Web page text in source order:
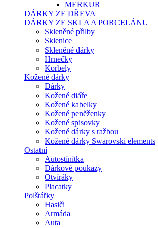
MERKUR
DÁRKY ZE DŘEVA
DÁRKY ZE SKLA A PORCELÁNU
Skleněné přilby
Sklenice
Skleněné dárky
Hrnečky
Korbely
Kožené dárky
Dárky
Kožené diáře
Kožené kabelky
Kožené peněženky
Kožené spisovky
Kožené dárky s ražbou
Kožené dárky Swarovski elements
Ostatní
Autostínítka
Dárkové poukazy
Otvíráky
Placatky
Polštářky
Hasiči
Armáda
Auta